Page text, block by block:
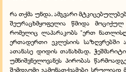
რა თქმა უნდა, ამგვარი
შეურაცხმყოფელია წმიდა მოციქულ
რომელიც ლაპარაკობს "ერთ
ერთადერთი ეკლესიის
ათანასე დიდის თანახმად,
უმნიშვნელოვანეს პირობას
შემდგომი გამონათქვამები სრულიად